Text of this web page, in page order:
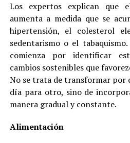
Los expertos explican que
aumenta a medida que se
hipertensión, el colesterol
sedentarismo o el
comienza por identificar
cambios sostenibles que
No se trata de transformar por
día para otro, sino de
manera gradual y constante.
Alimentación